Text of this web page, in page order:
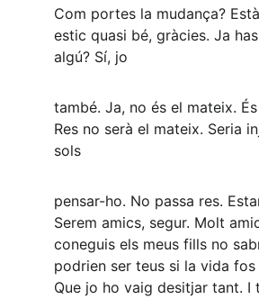
Com portes la mudança?
estic quasi bé, gràcies. Ja
algú? Sí, jo
també. Ja, no és el mateix.
Res no serà el mateix. Seria
sols
pensar-ho. No passa res.
Serem amics, segur. Molt
coneguis els meus fills no
podrien ser teus si la vida fos
Que jo ho vaig desitjar tant. I